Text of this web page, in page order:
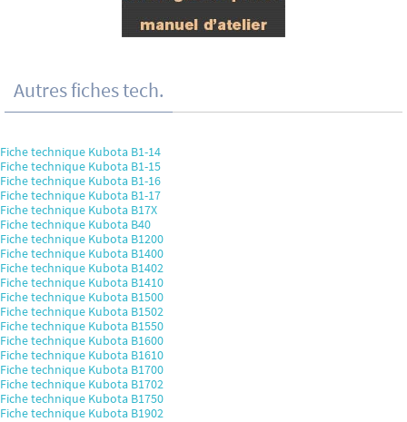
Autres fiches tech.
Fiche technique Kubota B1-14
Fiche technique Kubota B1-15
Fiche technique Kubota B1-16
Fiche technique Kubota B1-17
Fiche technique Kubota B17X
Fiche technique Kubota B40
Fiche technique Kubota B1200
Fiche technique Kubota B1400
Fiche technique Kubota B1402
Fiche technique Kubota B1410
Fiche technique Kubota B1500
Fiche technique Kubota B1502
Fiche technique Kubota B1550
Fiche technique Kubota B1600
Fiche technique Kubota B1610
Fiche technique Kubota B1700
Fiche technique Kubota B1702
Fiche technique Kubota B1750
Fiche technique Kubota B1902